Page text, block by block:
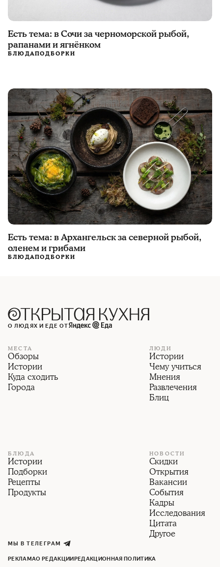
Есть тема: в Сочи за черноморской рыбой,
рапанами и ягнёнком
БЛЮДАПОДБОРКИ
Есть тема: в Архангельск за северной рыбой,
оленем и грибами
БЛЮДАПОДБОРКИ
О ЛЮДЯХ И ЕДЕ ОТ
МЕСТА
Обзоры
Истории
Куда сходить
Города
ЛЮДИ
Истории
Чему учиться
Мнения
Развлечения
Блиц
БЛЮДА
Истории
Подборки
Рецепты
Продукты
НОВОСТИ
Скидки
Открытия
Вакансии
События
Кадры
Исследования
Цитата
Другое
МЫ В ТЕЛЕГРАМ
РЕКЛАМАО РЕДАКЦИИ РЕДАКЦИОННАЯ ПОЛИТИКА